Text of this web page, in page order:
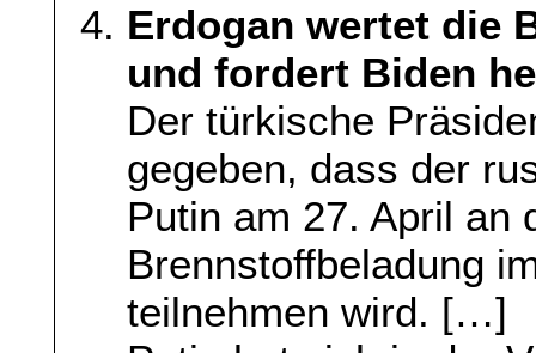
Erdogan wertet die
und fordert Biden
Der türkische
gegeben, dass der
Putin am 27. April an
Brennstoffbeladung
teilnehmen wird. […]